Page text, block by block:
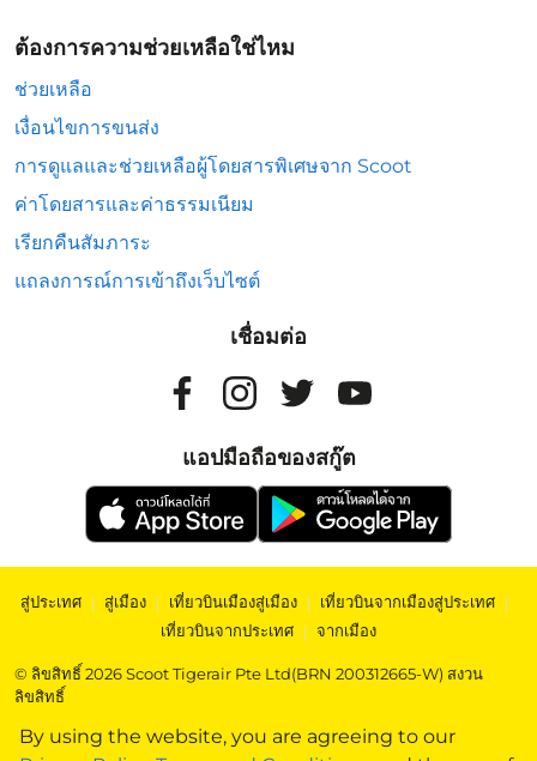
By using the website, you are agreeing to our
ต้องการความช่วยเหลือใช่ไหม
ช่วยเหลือ
เงื่อนไขการขนส่ง
การดูแลและช่วยเหลือผู้โดยสารพิเศษจาก Scoot
ค่าโดยสารและค่าธรรมเนียม
เรียกคืนสัมภาระ
แถลงการณ์การเข้าถึงเว็บไซต์
เชื่อมต่อ
แอปมือถือของสกู๊ต
สู่ประเทศ | สู่เมือง | เที่ยวบินเมืองสู่เมือง | เที่ยวบินจากเมืองสู่ประเทศ |
เที่ยวบินจากประเทศ | จากเมือง
© ลิขสิทธิ์ 2026 Scoot Tigerair Pte Ltd(BRN 200312665-W) สงวน
ลิขสิทธิ์